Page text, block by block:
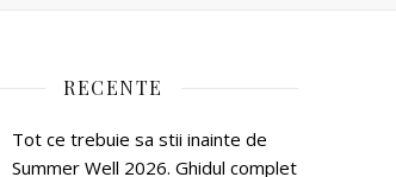
RECENTE
Tot ce trebuie sa stii inainte de
Summer Well 2026. Ghidul complet